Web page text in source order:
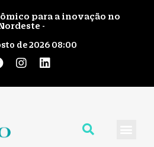
para a inovação no
-
de 2026 08:00